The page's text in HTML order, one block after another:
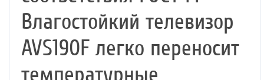
Влагостойкий телевизор
AVS190F легко переносит
температурные